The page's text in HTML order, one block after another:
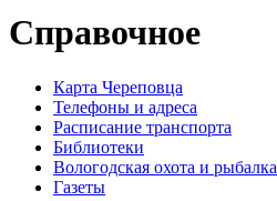
Справочное
Карта Череповца
Телефоны и адреса
Расписание транспорта
Библиотеки
Вологодская охота и рыбалка
Газеты